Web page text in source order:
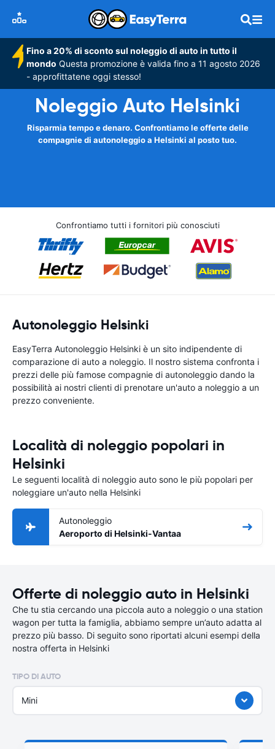
Fino a 20% di sconto sul noleggio di auto in tutto il
mondo Questa promozione è valida fino a 11 agosto 2026
- approfittatene oggi stesso!
Noleggio Auto Helsinki
Risparmia tempo e denaro. Confrontiamo le offerte delle
compagnie di autonoleggio a Helsinki al posto tuo.
Confrontiamo tutti i fornitori più conosciuti
Autonoleggio Helsinki
EasyTerra Autonoleggio Helsinki è un sito indipendente di
comparazione di auto a noleggio. Il nostro sistema confronta i
prezzi delle più famose compagnie di autonoleggio dando la
possibilità ai nostri clienti di prenotare un'auto a noleggio a un
prezzo conveniente.
Località di noleggio popolari in
Helsinki
Le seguenti località di noleggio auto sono le più popolari per
noleggiare un'auto nella Helsinki
Autonoleggio
Aeroporto di Helsinki-Vantaa
Offerte di noleggio auto in Helsinki
Che tu stia cercando una piccola auto a noleggio o una station
wagon per tutta la famiglia, abbiamo sempre un’auto adatta al
prezzo più basso. Di seguito sono riportati alcuni esempi della
nostra offerta in Helsinki
TIPO DI AUTO
Mini